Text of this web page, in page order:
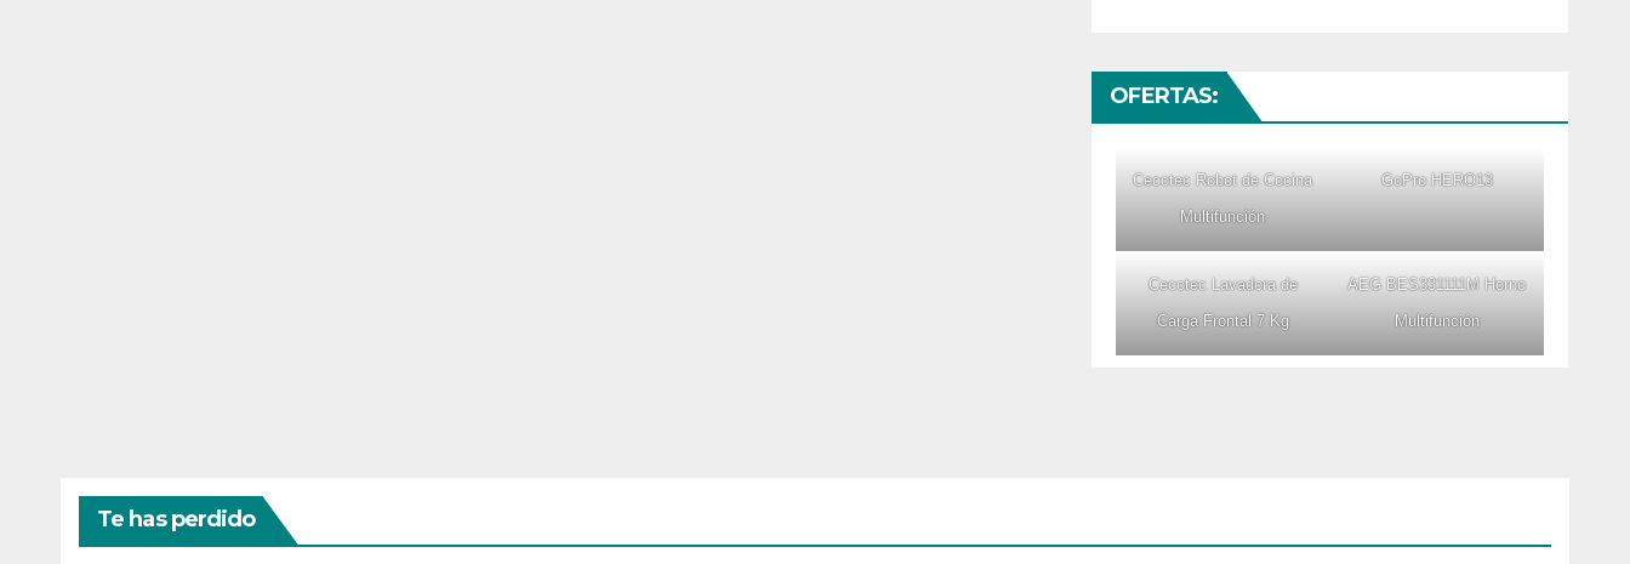
OFERTAS:
Cecotec Robot de Cocina
Multifunción
GoPro HERO13
Cecotec Lavadora de
Carga Frontal 7 Kg
AEG BES331111M Horno
Multifunción
Te has perdido